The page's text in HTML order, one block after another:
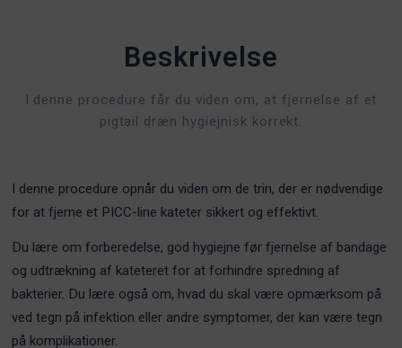
Beskrivelse
I denne procedure får du viden om, at fjernelse af et
pigtail dræn hygiejnisk korrekt.
I denne procedure opnår du viden om de trin, der er nødvendige
for at fjerne et PICC-line kateter sikkert og effektivt.
Du lære om forberedelse, god hygiejne før fjernelse af bandage
og udtrækning af kateteret for at forhindre spredning af
bakterier. Du lære også om, hvad du skal være opmærksom på
ved tegn på infektion eller andre symptomer, der kan være tegn
på komplikationer.